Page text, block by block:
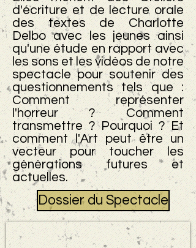
d'écriture et de lecture orale
des textes de Charlotte
Delbo avec les jeunes ainsi
qu'une étude en rapport avec
les sons et les vidéos de notre
spectacle pour soutenir des
questionnements tels que :
Comment représenter
l'horreur ? Comment
transmettre ? Pourquoi ? Et
comment l'Art peut être un
vecteur pour toucher les
générations futures et
actuelles.
Dossier du Spectacle